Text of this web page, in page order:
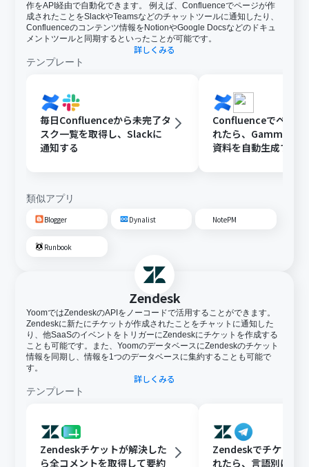
作をAPI経由で自動化できます。 例えば、Confluenceでページが作
成されたことをSlackやTeamsなどのチャットツールに通知したり、
Confluenceのコンテンツ情報をNotionやGoogle Docsなどのドキュ
メントツールと同期するといったことが可能です。
詳しくみる
テンプレート
毎日Confluenceから未完了タ
スク一覧を取得し、Slackに
通知する
Confluenceでページ
れたら、Gammaで
資料を自動生成する
類似アプリ
Blogger Dynalist NotePM
Runbook
Zendesk
YoomではZendeskのAPIをノーコードで活用することができます。
Zendeskに新たにチケットが作成されたことをチャットに通知した
り、他SaaSのイベントをトリガーにZendeskにチケットを作成する
ことも可能です。また、YoomのデータベースにZendeskのチケット
情報を同期し、情報を1つのデータベースに集約することも可能で
す。
詳しくみる
テンプレート
Zendeskチケットが解決した
ら全コメントを取得して要約
Zendeskでチケット
れたら、言語別にフ